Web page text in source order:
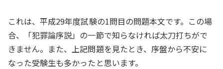
これは、平成29年度試験の1問目の問題本文です。この場
合、「犯罪論序説」の一節で知らなければ太刀打ちがで
きません。また、上記問題を見たとき、序盤から不安に
なった受験生も多かったと思います。